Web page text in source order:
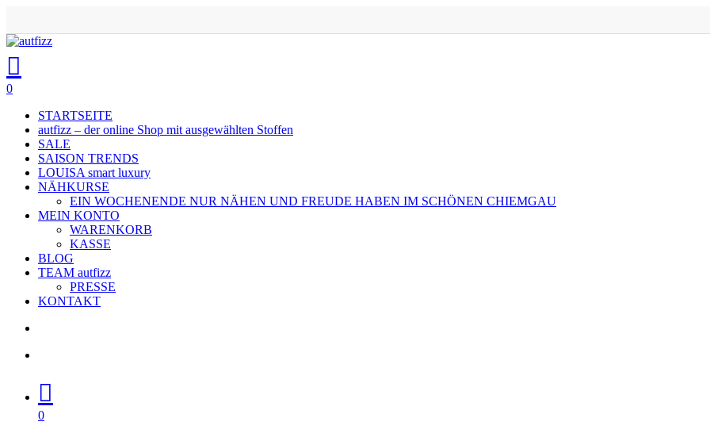
main
content
search
account
0
STARTSEITE
autfizz – der online Shop mit ausgewählten Stoffen
SALE
SAISON TRENDS
LOUISA smart luxury
NÄHKURSE
EIN WOCHENENDE NUR NÄHEN UND FREUDE HABEN IM SCHÖNEN CHIEMGAU
MEIN KONTO
WARENKORB
KASSE
BLOG
TEAM autfizz
PRESSE
KONTAKT
0